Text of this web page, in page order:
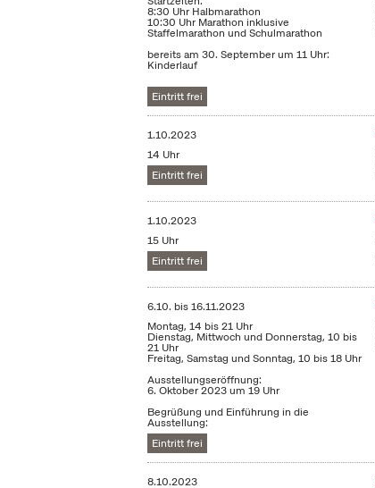
8:30 Uhr Halbmarathon
10:30 Uhr Marathon inklusive
Staffelmarathon und Schulmarathon
bereits am 30. September um 11 Uhr:
Kinderlauf
Eintritt frei
1.10.2023
14 Uhr
Eintritt frei
1.10.2023
15 Uhr
Eintritt frei
6.10. bis16.11.2023
Montag, 14 bis 21 Uhr
Dienstag, Mittwoch und Donnerstag, 10 bis
21 Uhr
Freitag, Samstag und Sonntag, 10 bis 18 Uhr
Ausstellungseröffnung:
6. Oktober 2023 um 19 Uhr
Begrüßung und Einführung in die
Ausstellung:
Eintritt frei
8.10.2023